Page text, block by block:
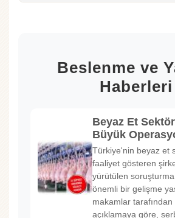
Beslenme ve
Haberleri
Beyaz Et
Büyük
Türkiye'nin beyaz et
faaliyet gösteren
yürütülen
önemli bir gelişme
makamlar tarafından
açıklamaya göre,